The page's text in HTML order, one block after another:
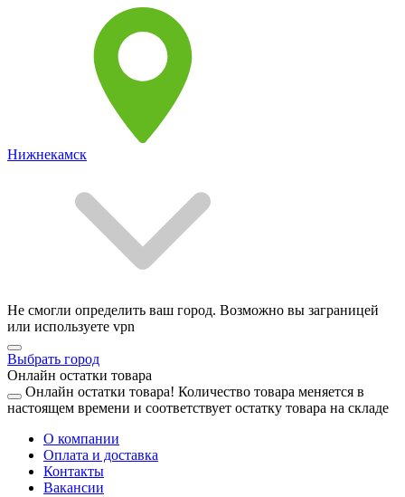
Нижнекамск
Не смогли определить ваш город. Возможно вы заграницей
или используете vpn
Выбрать город
Онлайн остатки товара
Онлайн остатки товара! Количество товара меняется в
настоящем времени и соответствует остатку товара на складе
О компании
Оплата и доставка
Контакты
Вакансии